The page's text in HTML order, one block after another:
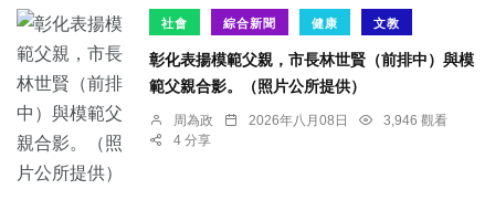
社會 綜合新聞 健康 文教
彰化表揚模範父親，市長林世賢（前排中）與模
範父親合影。（照片公所提供）
周為政 2026年八月08日
3,946 觀看
4 分享